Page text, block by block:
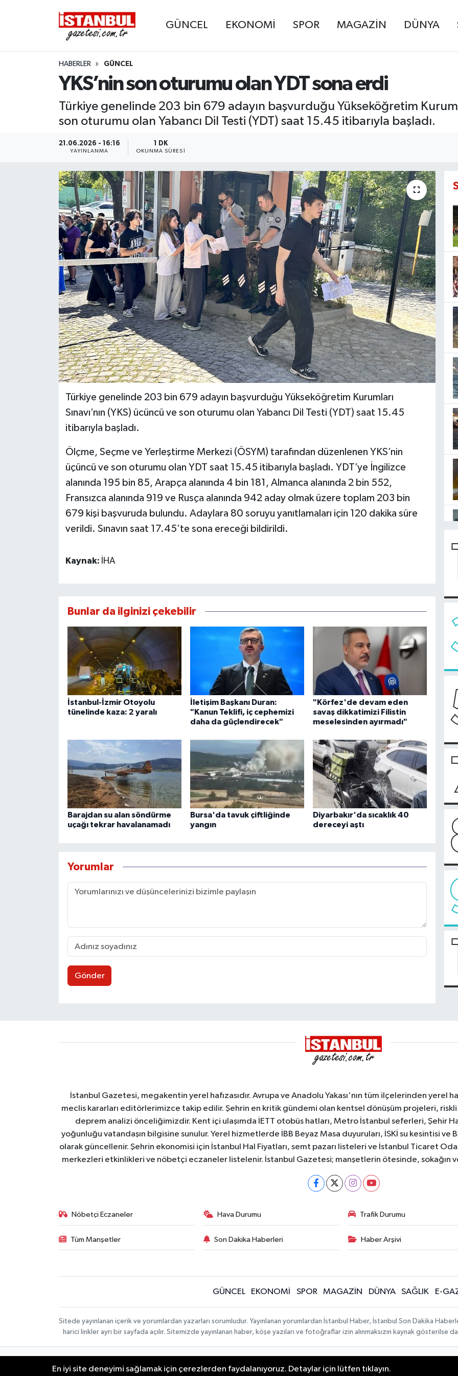
GÜNCEL EKONOMİ SPOR MAGAZİN DÜNYA
HABERLER GÜNCEL
YKS’nin son oturumu olan YDT sona erdi
Türkiye genelinde 203 bin 679 adayın başvurduğu Yükseköğretim
son oturumu olan Yabancı Dil Testi (YDT) saat 15.45 itibarıyla başladı.
21.06.2026 - 16:16
YAYINLANMA
1 DK
OKUNMA SÜRESI
Türkiye genelinde 203 bin 679 adayın başvurduğu Yükseköğretim Kurumları
Sınavı’nın (YKS) ücüncü ve son oturumu olan Yabancı Dil Testi (YDT) saat 15.45
itibarıyla başladı.
Ölçme, Seçme ve Yerleştirme Merkezi (ÖSYM) tarafından düzenlenen YKS’nin
üçüncü ve son oturumu olan YDT saat 15.45 itibarıyla başladı. YDT’ye İngilizce
alanında 195 bin 85, Arapça alanında 4 bin 181, Almanca alanında 2 bin 552,
Fransızca alanında 919 ve Rusça alanında 942 aday olmak üzere toplam 203 bin
679 kişi başvuruda bulundu. Adaylara 80 soruyu yanıtlamaları için 120 dakika süre
verildi. Sınavın saat 17.45’te sona ereceği bildirildi.
Kaynak: İHA
Bunlar da ilginizi çekebilir
İstanbul-İzmir Otoyolu
tünelinde kaza: 2 yaralı
İletişim Başkanı Duran:
"Kanun Teklifi, iç cephemizi
daha da güçlendirecek"
"Körfez'de devam eden
savaş dikkatimizi Filistin
meselesinden ayırmadı"
Barajdan su alan söndürme
uçağı tekrar havalanamadı
Bursa'da tavuk çiftliğinde
yangın
Diyarbakır'da sıcaklık 40
dereceyi aştı
Yorumlar
Gönder
İstanbul Gazetesi, megakentin yerel hafızasıdır. Avrupa ve Anadolu Yakası'nın tüm ilçelerinden yerel
meclis kararları editörlerimizce takip edilir. Şehrin en kritik gündemi olan kentsel dönüşüm projeleri, riskli
deprem analizi önceliğimizdir. Kent içi ulaşımda İETT otobüs hatları, Metro İstanbul seferleri, Şehir
yoğunluğu vatandaşın bilgisine sunulur. Yerel hizmetlerde İBB Beyaz Masa duyuruları, İSKİ su kesintisi ve
olarak güncellenir. Şehrin ekonomisi için İstanbul Hal Fiyatları, semt pazarı listeleri ve İstanbul Ticaret
merkezleri etkinlikleri ve nöbetçi eczaneler listelenir. İstanbul Gazetesi; manşetlerin ötesinde, sokağın
Nöbetçi Eczaneler Hava Durumu Trafik Durumu
Tüm Manşetler Son Dakika Haberleri Haber Arşivi
GÜNCEL EKONOMİ SPOR MAGAZİN DÜNYA SAĞLIK E-
Sitede yayınlanan içerik ve yorumlardan yazarları sorumludur. Yayınlanan yorumlardan İstanbul Haber, İstanbul Son Dakika
harici linkler ayrı bir sayfada açılır. Sitemizde yayınlanan haber, köşe yazıları ve fotoğraflar izin alınmaksızın kaynak gösterilse
En iyi site deneyimi sağlamak için çerezlerden faydalanıyoruz. Detaylar için lütfen tıklayın.
EKONOMİ
İSTANBUL
MAGAZİN
KÜLTÜR SANAT
SAĞLIK
BİLİM VE TEKNOLOJİ
OTOMOBİL
KURUMSAL
Nöbetçi Eczaneler
Hava Durumu
Trafik Durumu
Süper Lig Puan Durumu ve Fikstür
Tüm Manşetler
Son Dakika Haberleri
Haber Arşivi